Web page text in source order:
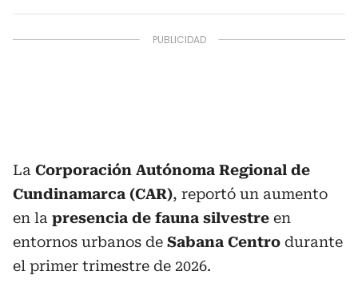
La Corporación Autónoma Regional de
Cundinamarca (CAR), reportó un aumento
en la presencia de fauna silvestre en
entornos urbanos de Sabana Centro durante
el primer trimestre de 2026.